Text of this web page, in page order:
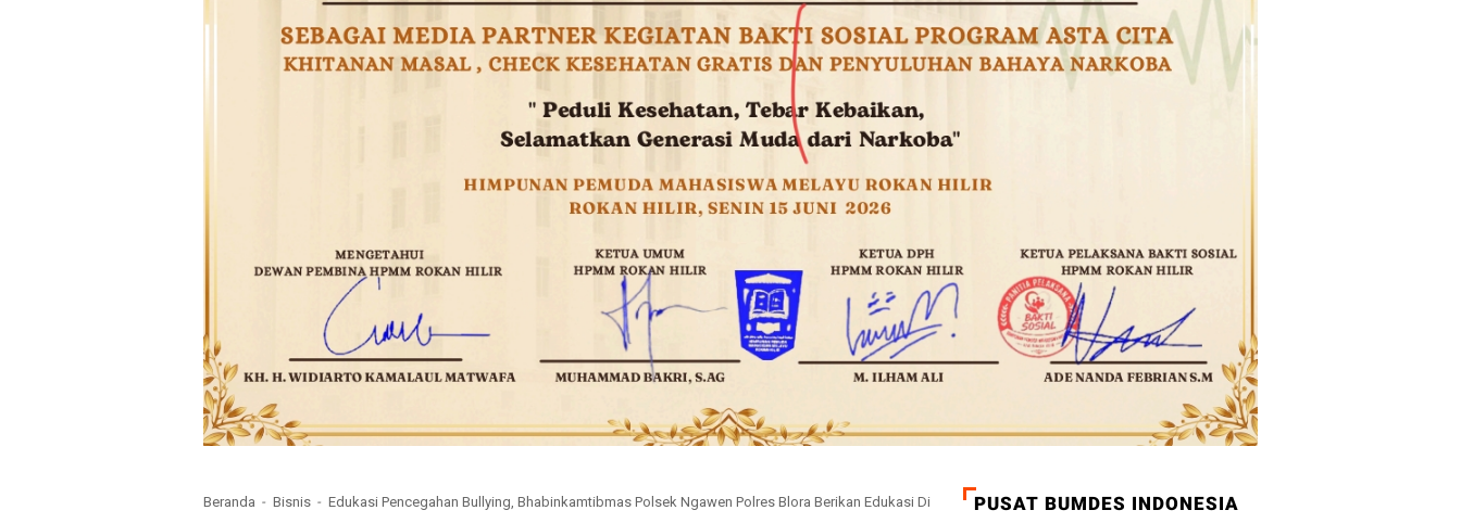
Beranda Bisnis
Edukasi Pencegahan Bullying, Bhabinkamtibmas Polsek Ngawen Polres Blora Berikan Edukasi Di
PUSAT BUMDES INDONESIA